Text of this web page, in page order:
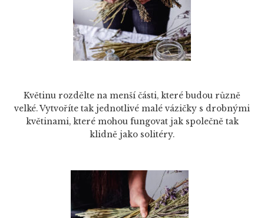
Květinu rozdělte na menší části, které budou různě
velké. Vytvoříte tak jednotlivé malé vázičky s drobnými
květinami, které mohou fungovat jak společně tak
klidně jako solitéry.